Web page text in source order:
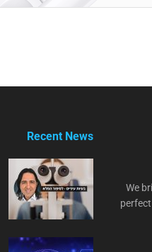
We
Recent News